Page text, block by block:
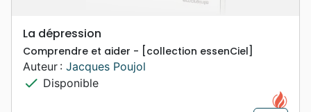
La dépression
Comprendre et aider - [collection essenCiel]
Auteur : Jacques Poujol
check Disponible